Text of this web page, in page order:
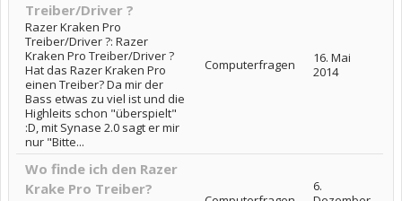
Treiber/Driver ?
Razer Kraken Pro
Treiber/Driver ?: Razer
Kraken Pro Treiber/Driver ?
Hat das Razer Kraken Pro
einen Treiber? Da mir der
Bass etwas zu viel ist und die
Highleits schon "überspielt"
:D, mit Synase 2.0 sagt er mir
nur "Bitte...
Computerfragen
16. Mai
2014
Wo finde ich den Razer
Krake Pro Treiber?
6.